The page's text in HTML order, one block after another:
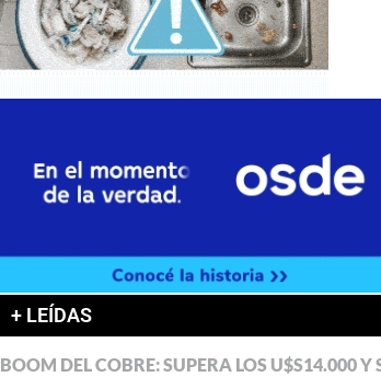
+ LEÍDAS
BOOM DEL COBRE: SUPERA LOS U$S14.000 Y